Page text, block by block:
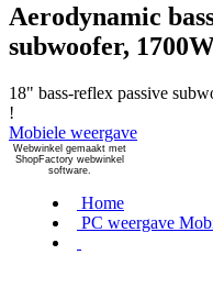
Aerodynamic
subwoofer,
18" bass-reflex passive
!
Mobiele weergave
Webwinkel gemaakt met
ShopFactory webwinkel
software.
Home
PC weergave